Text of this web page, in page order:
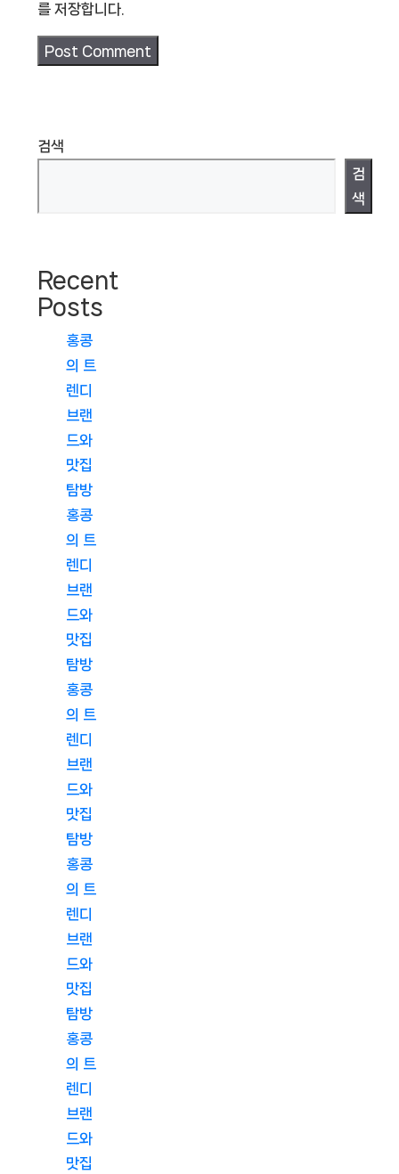
를 저장합니다.
검색
검
색
Recent
Posts
홍콩
의 트
렌디
브랜
드와
맛집
탐방
홍콩
의 트
렌디
브랜
드와
맛집
탐방
홍콩
의 트
렌디
브랜
드와
맛집
탐방
홍콩
의 트
렌디
브랜
드와
맛집
탐방
홍콩
의 트
렌디
브랜
드와
맛집